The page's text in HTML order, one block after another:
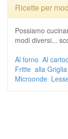
Ricette per
Possiamo
modi diversi...
Al forno Al
Fritte alla Griglia
Microonde